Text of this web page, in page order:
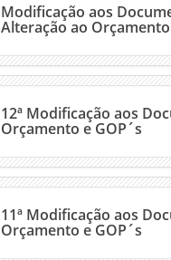
Modificação aos
Alteração ao Orçamento
12ª Modificação aos
Orçamento e GOP´s
11ª Modificação aos
Orçamento e GOP´s